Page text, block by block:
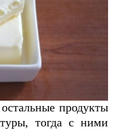
продукты
тогда с ними